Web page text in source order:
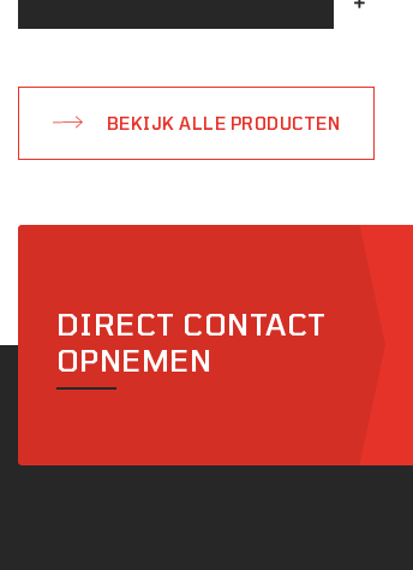
BEKIJK ALLE PRODUCTEN
DIRECT CONTACT
OPNEMEN